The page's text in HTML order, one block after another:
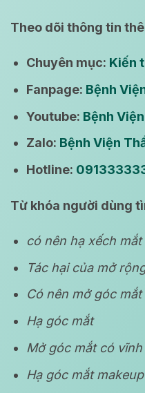
Theo dõi thông tin
Chuyên mục: Kiến
Fanpage: Bệnh
Youtube: Bệnh
Zalo: Bệnh Viện
Hotline:
Từ khóa người dùng
có nên hạ xếch
Tác hại của mở
Có nên mở góc
Hạ góc mắt
Mở góc mắt có
Hạ góc mắt makeup